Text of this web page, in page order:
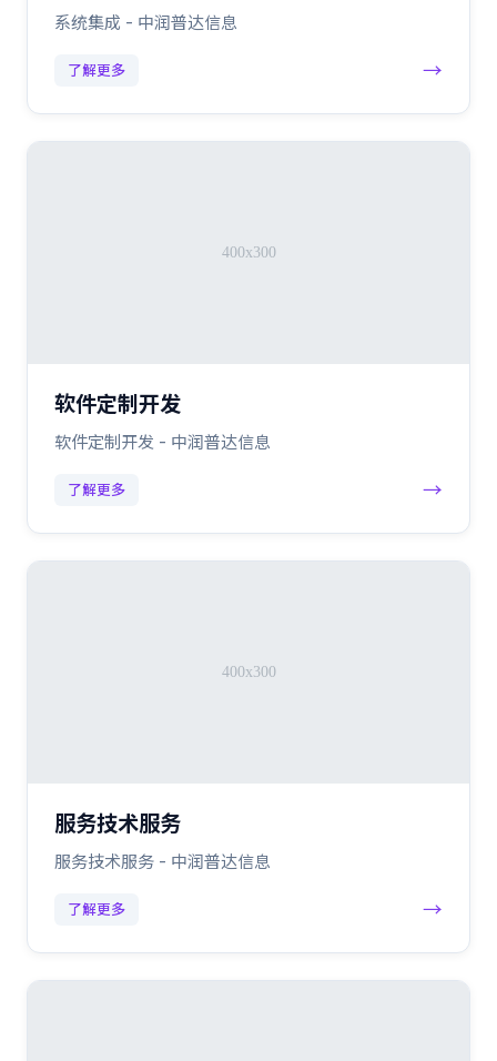
系统集成 - 中润普达信息
了解更多 →
软件定制开发
软件定制开发 - 中润普达信息
了解更多 →
服务技术服务
服务技术服务 - 中润普达信息
了解更多 →